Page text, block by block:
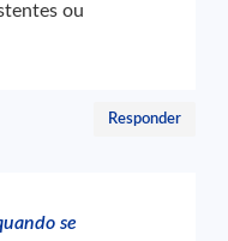
ou
Responder
se